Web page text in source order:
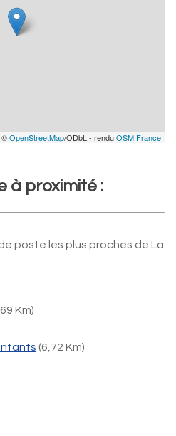
©OpenStreetMap/ODbL - renduOSM France
à proximité :
poste les plus proches de La
Km)
(6,72 Km)